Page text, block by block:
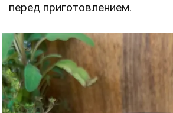
перед приготовлением.